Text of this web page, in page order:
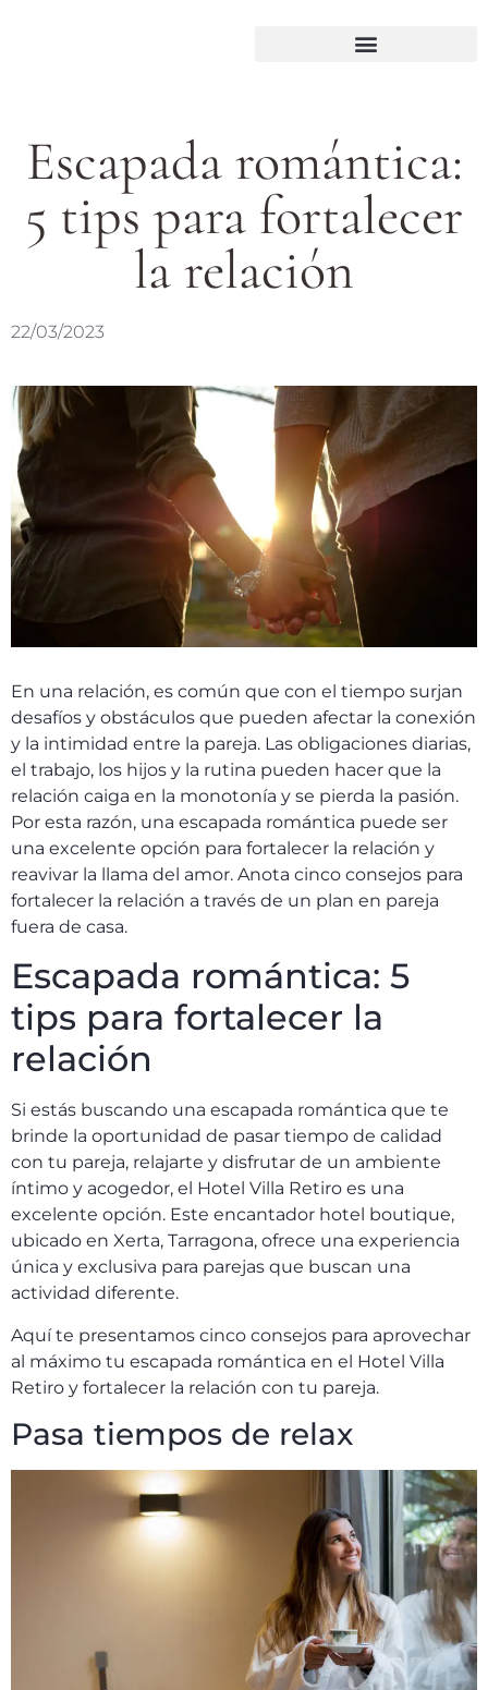
Escapada romántica:
5 tips para fortalecer
la relación
22/03/2023
En una relación, es común que con el tiempo surjan
desafíos y obstáculos que pueden afectar la conexión
y la intimidad entre la pareja. Las obligaciones diarias,
el trabajo, los hijos y la rutina pueden hacer que la
relación caiga en la monotonía y se pierda la pasión.
Por esta razón, una escapada romántica puede ser
una excelente opción para fortalecer la relación y
reavivar la llama del amor. Anota cinco consejos para
fortalecer la relación a través de un plan en pareja
fuera de casa.
Escapada romántica: 5
tips para fortalecer la
relación
Si estás buscando una escapada romántica que te
brinde la oportunidad de pasar tiempo de calidad
con tu pareja, relajarte y disfrutar de un ambiente
íntimo y acogedor, el Hotel Villa Retiro es una
excelente opción. Este encantador hotel boutique,
ubicado en Xerta, Tarragona, ofrece una experiencia
única y exclusiva para parejas que buscan una
actividad diferente.
Aquí te presentamos cinco consejos para aprovechar
al máximo tu escapada romántica en el Hotel Villa
Retiro y fortalecer la relación con tu pareja.
Pasa tiempos de relax